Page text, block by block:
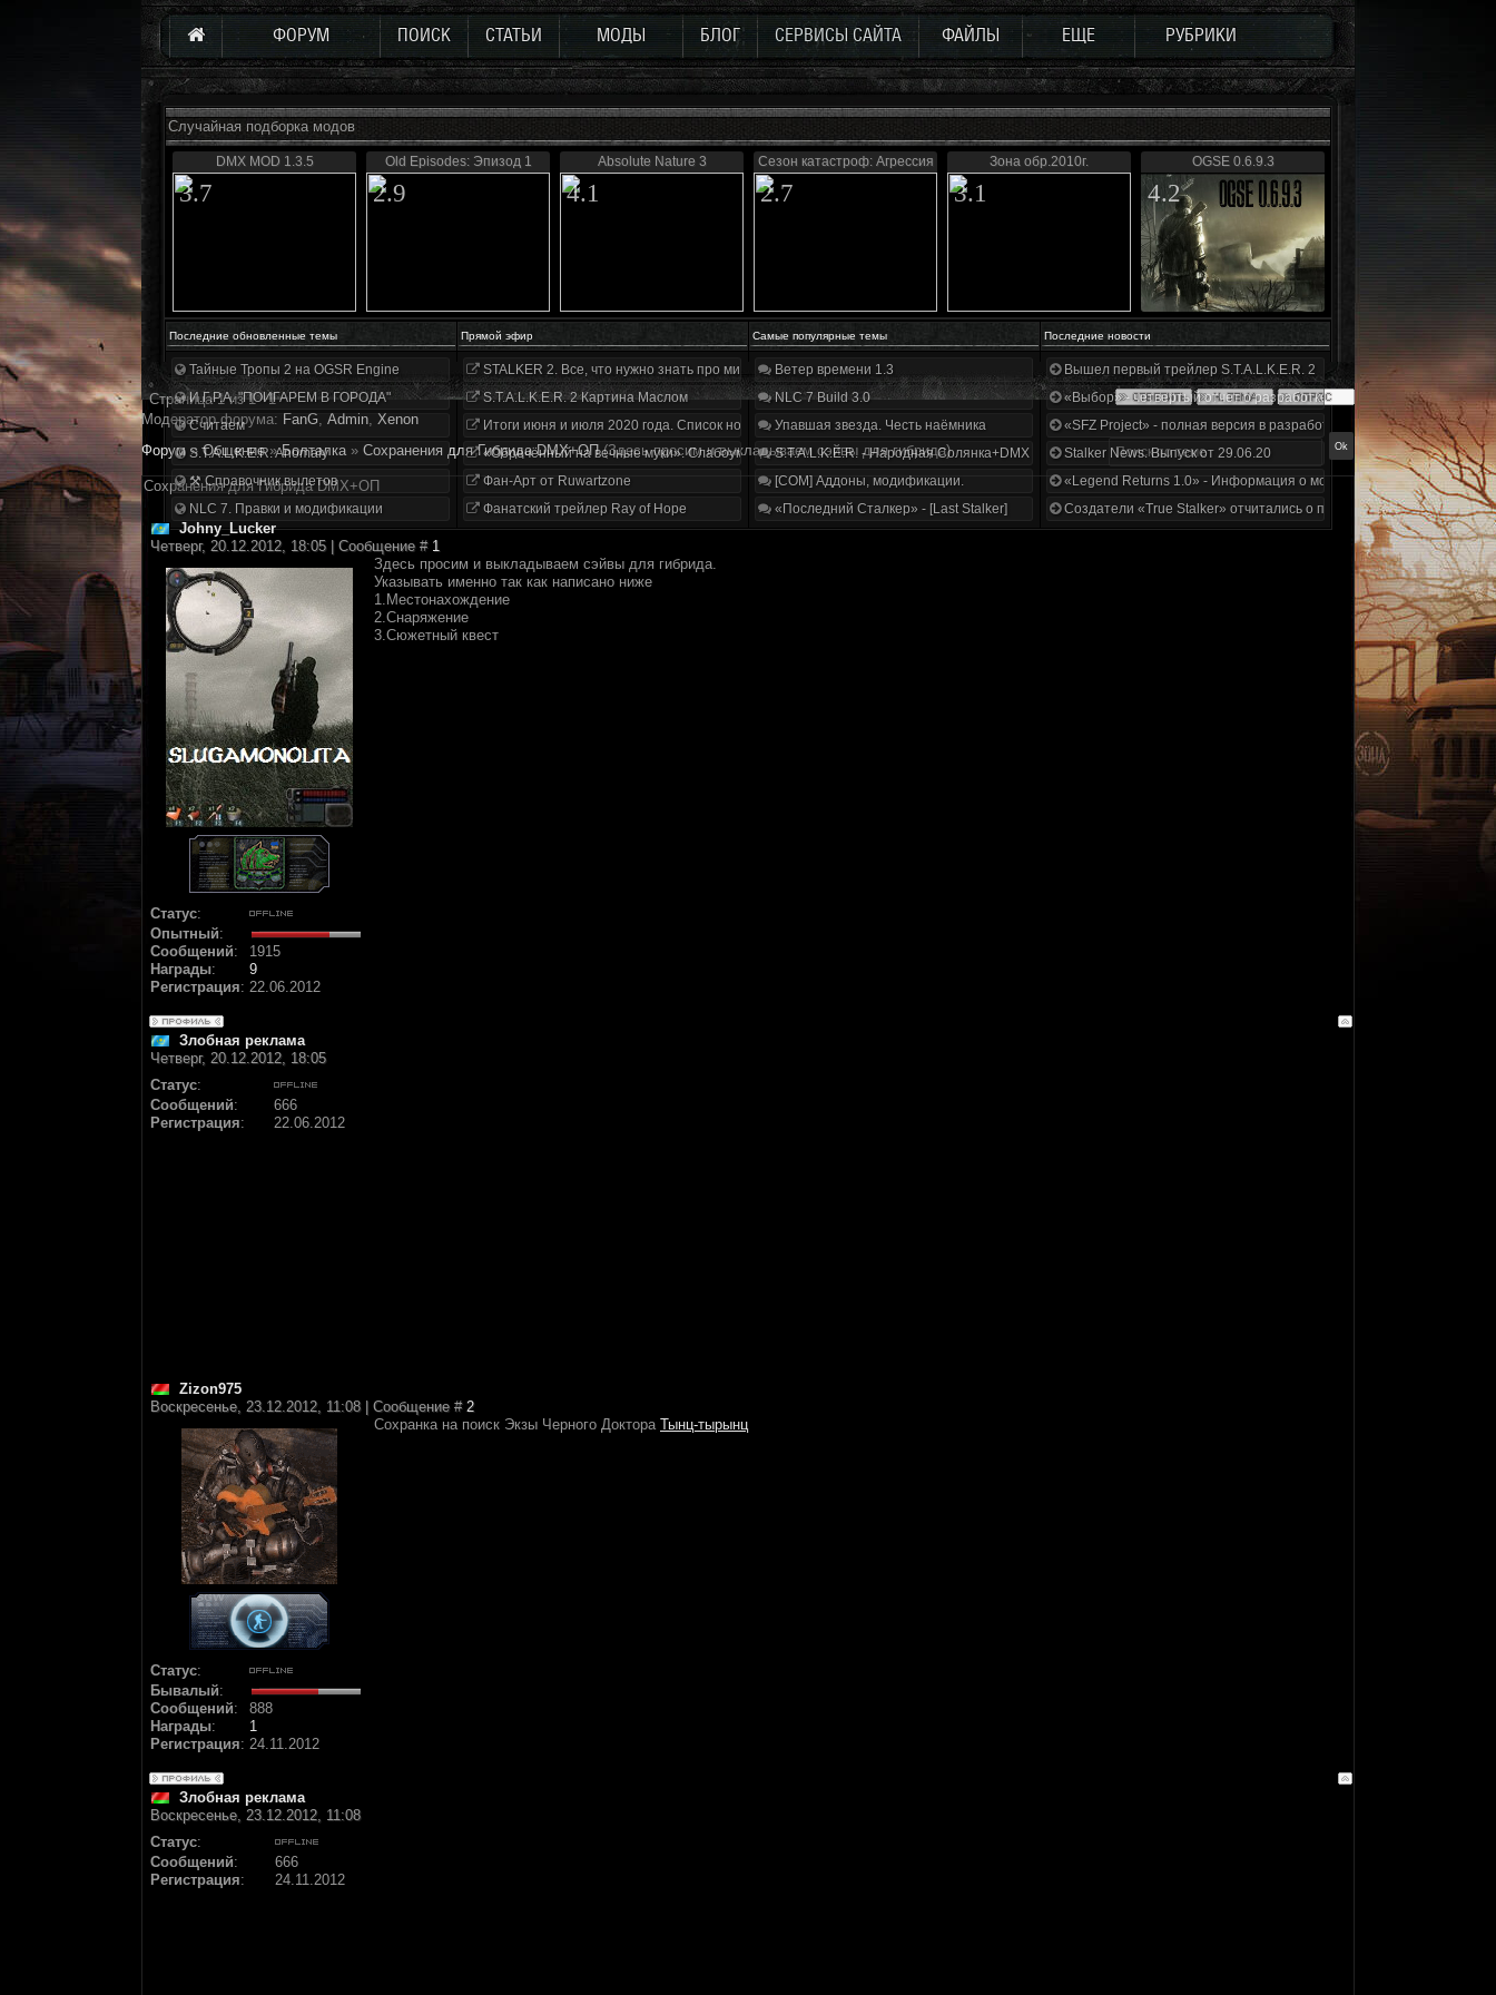
ФОРУМ ПОИСК СТАТЬИ МОДЫ БЛОГ СЕРВИСЫ САЙТА ФАЙЛЫ ЕЩЕ РУБРИКИ
Случайная подборка модов
DMX MOD 1.3.5
3.7
Old Episodes: Эпизод 1
2.9
Absolute Nature 3
4.1
Сезон катастроф: Агрессия
2.7
Зона обр.2010г.
3.1
OGSE 0.6.9.3
4.2
Последние обновленные темы Прямой эфир Самые популярные темы Последние новости
Тайные Тропы 2 на OGSR Engine
И.Г.Р.А. "ПОИГАРЕМ В ГОРОДА"
Считаем
S.T.A.L.K.E.R. Anomaly
⚒ Справочник вылетов
NLC 7. Правки и модификации
STALKER 2. Все, что нужно знать про мир, геймплей и сюжет | Разбор трейлера
S.T.A.L.K.E.R. 2 Картина Маслом
Итоги июня и июля 2020 года. Список нововведений
«Обречённый на вечные муки». Слабоумие и отвага
Фан-Арт от Ruwartzone
Фанатский трейлер Ray of Hope
Ветер времени 1.3
NLC 7 Build 3.0
Упавшая звезда. Честь наёмника
S.T.A.L.K.E.R. - Народная Солянка+DMX 1.3.5.ООП.МА.К.
[COM] Аддоны, модификации.
«Последний Сталкер» - [Last Stalker]
Вышел первый трейлер S.T.A.L.K.E.R. 2
«Выбор» - четвертый отчет о разработке!
«SFZ Project» - полная версия в разработке!
Stalker News. Выпуск от 29.06.20
«Legend Returns 1.0» - Информация о моде за июнь 2020
Создатели «True Stalker» отчитались о проделанной работе
Страница1из1
1
Модератор форума: FanG, Аdmin, Xenon
Форум » Общение » Болталка » Сохранения для Гибрида DMX+ОП (Здесь просим и выкладываем сэйвы для гибрида)
Сохранения для Гибрида DMX+ОП
Johny_Lucker
Четверг, 20.12.2012, 18:05 | Сообщение # 1
Статус:
Опытный:
Сообщений:
1915
Награды:
9
Регистрация: 22.06.2012
Здесь просим и выкладываем сэйвы для гибрида.
Указывать именно так как написано ниже
1.Местонахождение
2.Снаряжение
3.Сюжетный квест
Злобная реклама
Четверг, 20.12.2012, 18:05
Статус:
Сообщений:
666
Регистрация: 22.06.2012
Zizon975
Воскресенье, 23.12.2012, 11:08 | Сообщение # 2
Статус:
Бывалый:
Сообщений:
888
Награды:
1
Регистрация: 24.11.2012
Сохранка на поиск Экзы Черного Доктора Тынц-тырынц
Злобная реклама
Воскресенье, 23.12.2012, 11:08
Статус:
Сообщений:
666
Регистрация: 24.11.2012